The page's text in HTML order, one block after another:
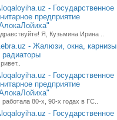
- Государственное
предприятие
Я, Кузьмина Ирина ..
- Жалюзи, окна, карнизы
радиаторы
- Государственное
предприятие
работала 80-х, 90-х годах в ГС..
- Государственное